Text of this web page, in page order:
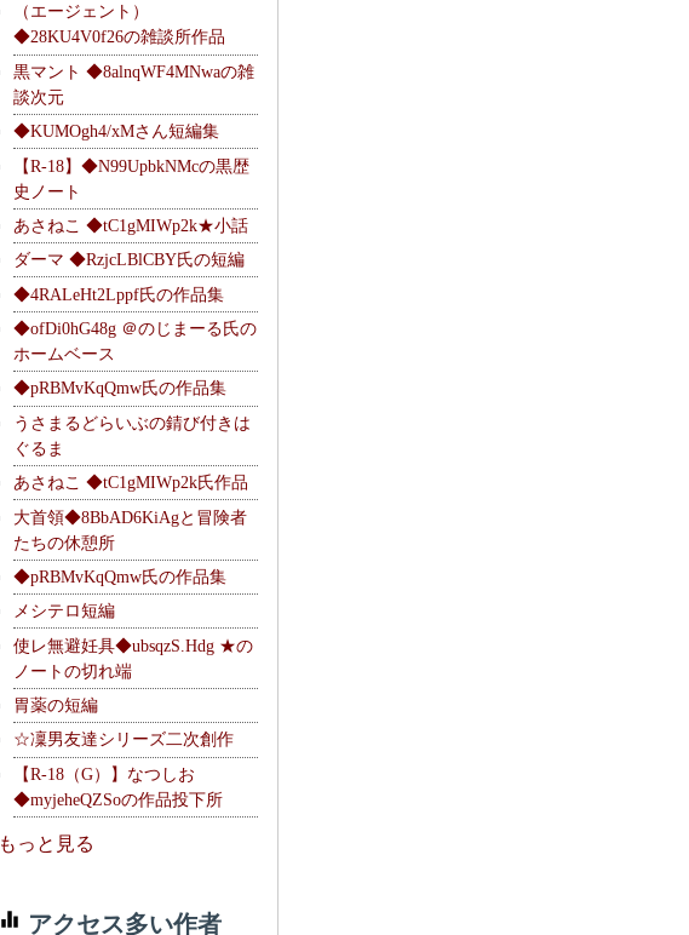
（エージェント）
◆28KU4V0f26の雑談所作品
黒マント ◆8alnqWF4MNwaの雑
談次元
◆KUMOgh4/xMさん短編集
【R-18】◆N99UpbkNMcの黒歴
史ノート
あさねこ ◆tC1gMIWp2k★小話
ダーマ ◆RzjcLBlCBY氏の短編
◆4RALeHt2Lppf氏の作品集
◆ofDi0hG48g ＠のじまーる氏の
ホームベース
◆pRBMvKqQmw氏の作品集
うさまるどらいぶの錆び付きは
ぐるま
あさねこ ◆tC1gMIWp2k氏作品
大首領◆8BbAD6KiAgと冒険者
たちの休憩所
◆pRBMvKqQmw氏の作品集
メシテロ短編
使レ無避妊具◆ubsqzS.Hdg ★の
ノートの切れ端
胃薬の短編
☆凜男友達シリーズ二次創作
【R-18（G）】なつしお
◆myjeheQZSoの作品投下所
もっと見る
アクセス多い作者